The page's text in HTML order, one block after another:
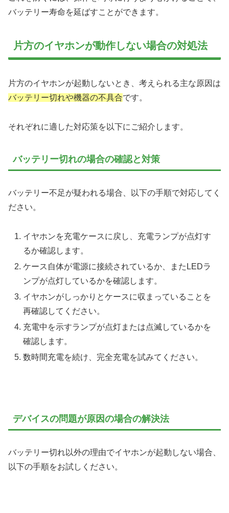
バッテリー寿命を延ばすことができます。
片方のイヤホンが動作しない場合の対処法
片方のイヤホンが起動しないとき、考えられる主な原因は
バッテリー切れや機器の不具合です。
それぞれに適した対応策を以下にご紹介します。
バッテリー切れの場合の確認と対策
バッテリー不足が疑われる場合、以下の手順で対応してく
ださい。
イヤホンを充電ケースに戻し、充電ランプが点灯す
るか確認します。
ケース自体が電源に接続されているか、またLEDラ
ンプが点灯しているかを確認します。
イヤホンがしっかりとケースに収まっていることを
再確認してください。
充電中を示すランプが点灯または点滅しているかを
確認します。
数時間充電を続け、完全充電を試みてください。
デバイスの問題が原因の場合の解決法
バッテリー切れ以外の理由でイヤホンが起動しない場合、
以下の手順をお試しください。